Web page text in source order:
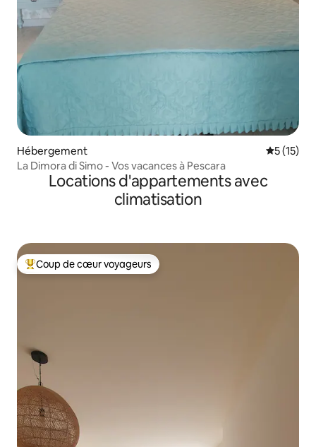
Hébergement
5 (15)
La Dimora di Simo - Vos vacances à Pescara
Locations d'appartements avec
climatisation
Coups de cœur voyageurs les plus appréciés
Coup de cœur voyageurs